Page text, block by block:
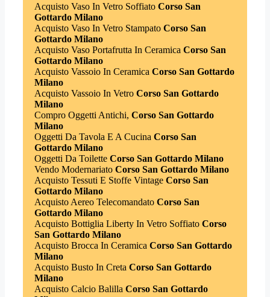
Acquisto Vaso In Vetro SoffiatoCorso San
Gottardo Milano
Acquisto Vaso In Vetro StampatoCorso San
Gottardo Milano
Acquisto Vaso Portafrutta In Ceramica Corso San
Gottardo Milano
Acquisto Vassoio In Ceramica Corso San Gottardo
Milano
Acquisto Vassoio In VetroCorso San Gottardo
Milano
Compro Oggetti Antichi, Corso San Gottardo
Milano
Oggetti Da Tavola E A Cucina Corso San
Gottardo Milano
Oggetti Da ToiletteCorso San Gottardo Milano
Vendo ModernariatoCorso San Gottardo Milano
Acquisto Tessuti E Stoffe VintageCorso San
Gottardo Milano
Acquisto Aereo TelecomandatoCorso San
Gottardo Milano
Acquisto Bottiglia Liberty In Vetro SoffiatoCorso
San Gottardo Milano
Acquisto Brocca In Ceramica Corso San Gottardo
Milano
Acquisto Busto In Creta Corso San Gottardo
Milano
Acquisto Calcio Balilla Corso San Gottardo